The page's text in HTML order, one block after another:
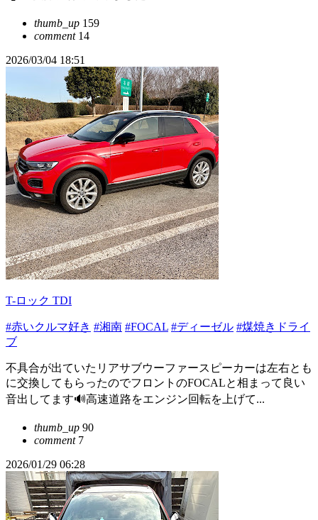
thumb_up 159
comment14
2026/03/04 18:51
T-ロック TDI
#赤いクルマ好き #湘南 #FOCAL #ディーゼル #煤焼きドライ
ブ
不具合が出ていたリアサブウーファースピーカーは左右とも
に交換してもらったのでフロントのFOCALと相まって良い
音出してます🔊高速道路をエンジン回転を上げて...
thumb_up 90
comment7
2026/01/29 06:28